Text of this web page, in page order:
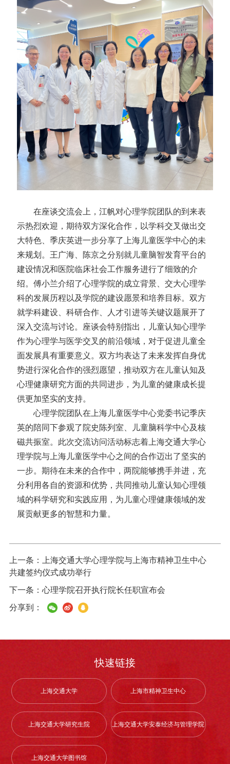
在座谈交流会上，江帆对心理学院团队的到来表
示热烈欢迎，期待双方深化合作，以学科交叉做出交
大特色、季庆英进一步分享了上海儿童医学中心的未
来规划。王广海、陈京之分别就儿童脑智发育平台的
建设情况和医院临床社会工作服务进行了细致的介
绍。傅小兰介绍了心理学院的成立背景、交大心理学
科的发展历程以及学院的建设愿景和培养目标。双方
就学科建设、科研合作、人才引进等关键议题展开了
深入交流与讨论。座谈会特别指出，儿童认知心理学
作为心理学与医学交叉的前沿领域，对于促进儿童全
面发展具有重要意义。双方均表达了未来发挥自身优
势进行深化合作的强烈愿望，推动双方在儿童认知及
心理健康研究方面的共同进步，为儿童的健康成长提
供更加坚实的支持。
心理学院团队在上海儿童医学中心党委书记季庆
英的陪同下参观了院史陈列室、儿童脑科学中心及核
磁共振室。此次交流访问活动标志着上海交通大学心
理学院与上海儿童医学中心之间的合作迈出了坚实的
一步。期待在未来的合作中，两院能够携手并进，充
分利用各自的资源和优势，共同推动儿童认知心理领
域的科学研究和实践应用，为儿童心理健康领域的发
展贡献更多的智慧和力量。
上一条：
上海交通大学心理学院与上海市精神卫生中心
共建签约仪式成功举行
下一条： 心理学院召开执行院长任职宣布会
分享到：
快速链接
上海交通大学 上海市精神卫生中心
上海交通大学研究生院 上海交通大学安泰经济与管理学院
上海交通大学图书馆